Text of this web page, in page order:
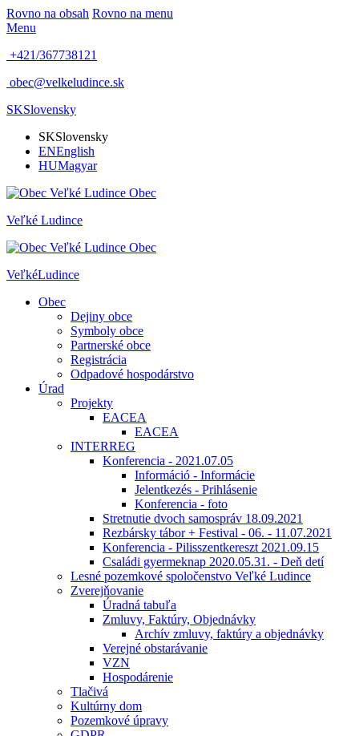
Rovno na obsah Rovno na menu
Menu
+421/367738121
obec@velkeludince.sk
SKSlovensky
SKSlovensky
ENEnglish
HUMagyar
Obec
Veľké Ludince
Obec
VeľkéLudince
Obec
Dejiny obce
Symboly obce
Partnerské obce
Registrácia
Odpadové hospodárstvo
Úrad
Projekty
EACEA
EACEA
INTERREG
Konferencia - 2021.07.05
Információ - Informácie
Jelentkezés - Prihlásenie
Konferencia - foto
Stretnutie dvoch samospráv 18.09.2021
Rezbársky tábor + Festival - 06. - 11.07.2021
Konferencia - Pilisszentkereszt 2021.09.15
Családi gyermeknap 2020.05.31. - Deň detí
Lesné pozemkové spoločenstvo Veľké Ludince
Zverejňovanie
Úradná tabuľa
Zmluvy, Faktúry, Objednávky
Archív zmluvy, faktúry a objednávky
Verejné obstarávanie
VZN
Hospodárenie
Tlačivá
Kultúrny dom
Pozemkové úpravy